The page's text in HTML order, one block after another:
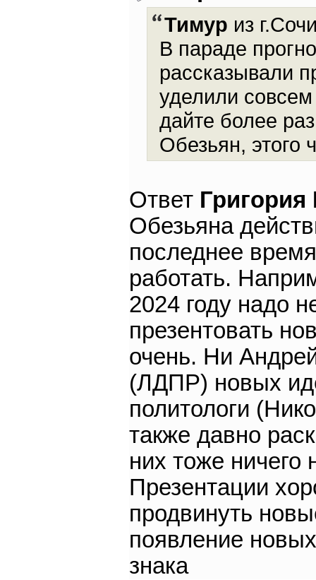
Тимур из
В параде
рассказывали
уделили
дайте более
Обезьян, этого
Ответ
Обезьяна
последнее
работать.
2024 году надо
презентовать
очень. Ни
(ЛДПР) новых
политологи
также давно
них тоже ничего
Презентации
продвинуть
появление
знака